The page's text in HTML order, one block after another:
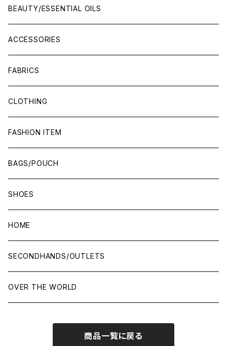
BEAUTY/ESSENTIAL OILS
ACCESSORIES
FABRICS
CLOTHING
FASHION ITEM
BAGS/POUCH
SHOES
HOME
SECONDHANDS/OUTLETS
OVER THE WORLD
商品一覧に戻る